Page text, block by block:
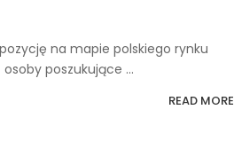
na mapie polskiego rynku
poszukujące ...
READ MORE